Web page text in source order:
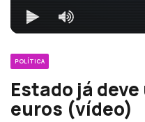
POLÍTICA
Estado já
euros (vídeo)